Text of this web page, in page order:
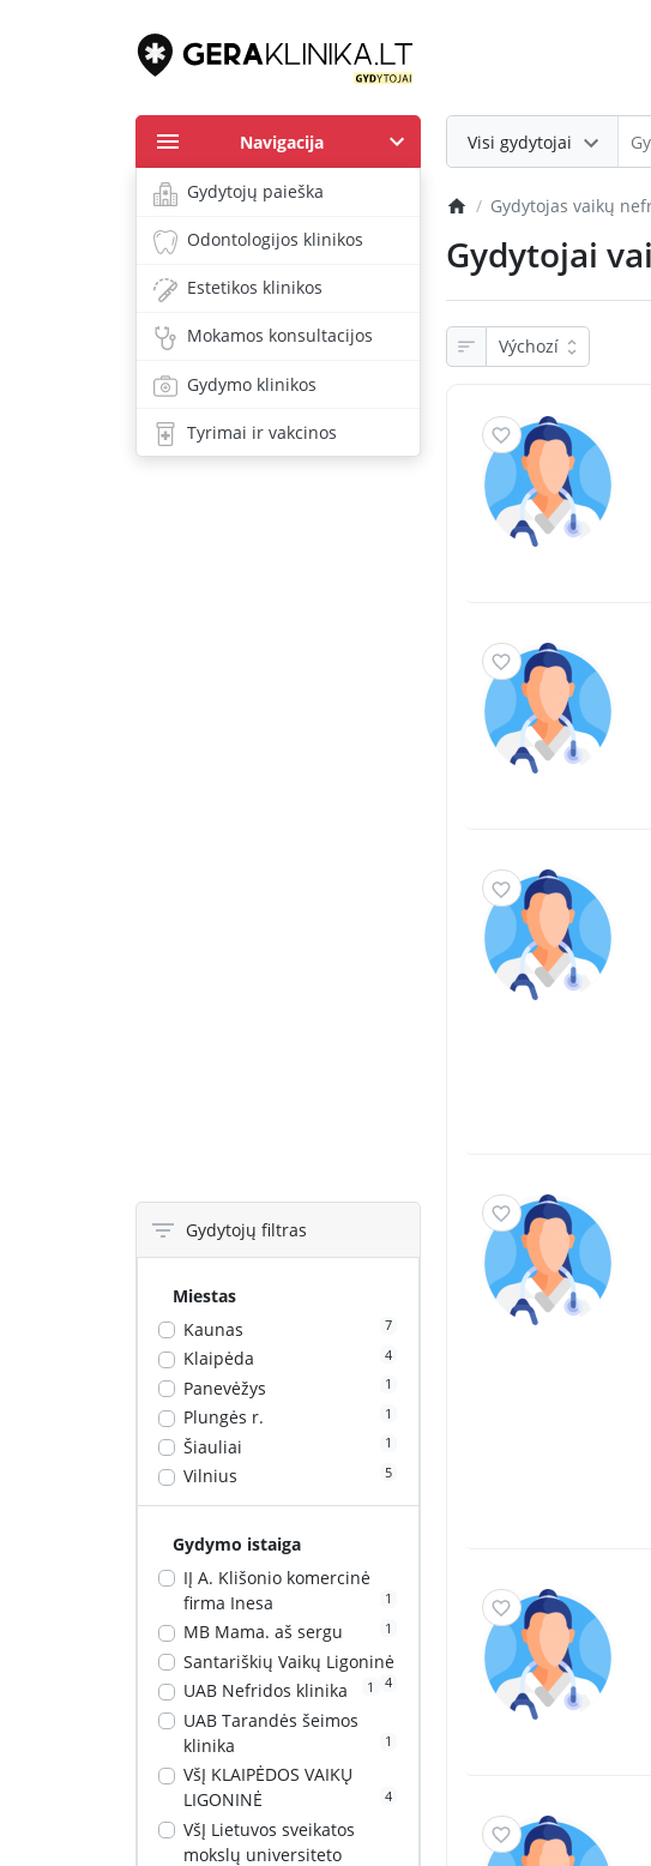
Visi gydytojai
Navigacija
Gydytojų paieška
Odontologijos klinikos
Estetikos klinikos
Mokamos konsultacijos
Gydymo klinikos
Tyrimai ir vakcinos
Gydytojų filtras
Miestas
Kaunas
7
Klaipėda 4
Panevėžys 1
Plungės r. 1
Šiauliai 1
Vilnius 5
Gydymo istaiga
IĮ A. Klišonio komercinė
firma Inesa
1
MB Mama. aš sergu 1
Santariškių Vaikų Ligoninė
4
UAB Nefridos klinika 1
UAB Tarandės šeimos
klinika
1
VšĮ KLAIPĖDOS VAIKŲ
LIGONINĖ
4
VšĮ Lietuvos sveikatos
mokslų universiteto
Gydytojas vaikų
Gydytojai